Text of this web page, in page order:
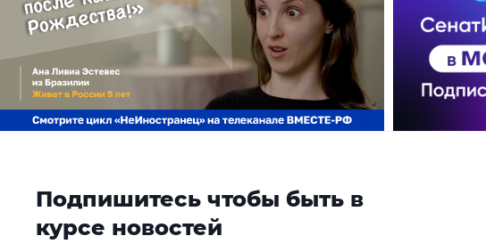
Подпишитесь чтобы быть в
курсе новостей